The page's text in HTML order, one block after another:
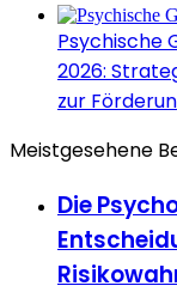
Psychische
2026:
zur
Meistgesehene
Die